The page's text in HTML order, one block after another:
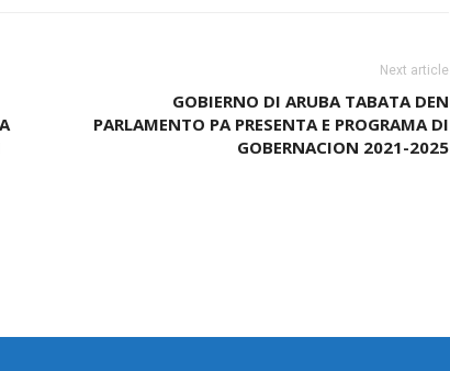
Next article
GOBIERNO DI ARUBA TABATA DEN
PARLAMENTO PA PRESENTA E PROGRAMA DI
GOBERNACION 2021-2025